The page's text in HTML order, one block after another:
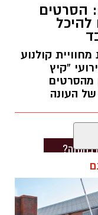
לילדים,
הפעילות תיפתח היום (ראשון, 9.8) בשעה 17:30
שמילה בכרמי
בשעה 13:00 תצא מרחבת היכל
שוקולד" ללא
(11.8) בשעה 17:30 תעלה בהיכל
הסרטים
להיכל
קולנוע
“קיץ
מהסרטים
העונה